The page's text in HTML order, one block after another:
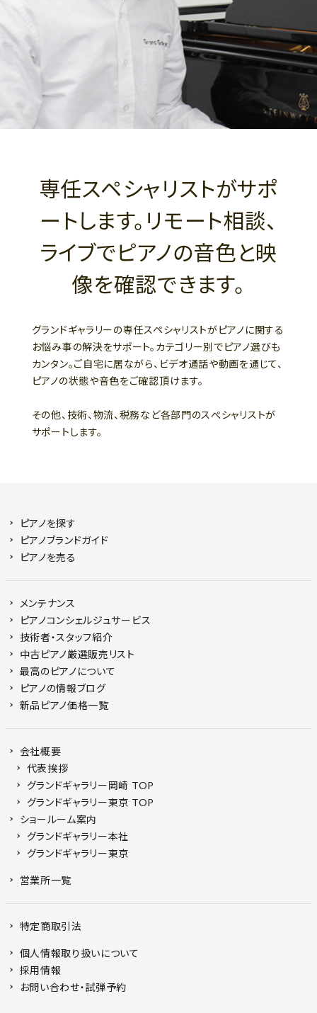
専任スペシャリストがサポ
ートします。リモート相談、
ライブでピアノの音色と映
像を確認できます。
グランドギャラリーの専任スペシャリストがピアノに関する
お悩み事の解決をサポート。カテゴリー別でピアノ選びも
カンタン。ご自宅に居ながら、ビデオ通話や動画を通じて、
ピアノの状態や音色をご確認頂けます。
その他、技術、物流、税務など各部門のスぺシャリストが
サポートします。
ピアノを探す
ピアノブランドガイド
ピアノを売る
メンテナンス
ピアノコンシェルジュサービス
技術者・スタッフ紹介
中古ピアノ厳選販売リスト
最高のピアノについて
ピアノの情報ブログ
新品ピアノ価格一覧
会社概要
代表挨拶
グランドギャラリー岡崎 TOP
グランドギャラリー東京 TOP
ショールーム案内
グランドギャラリー本社
グランドギャラリー東京
営業所一覧
特定商取引法
個人情報取り扱いについて
採用情報
お問い合わせ・試弾予約